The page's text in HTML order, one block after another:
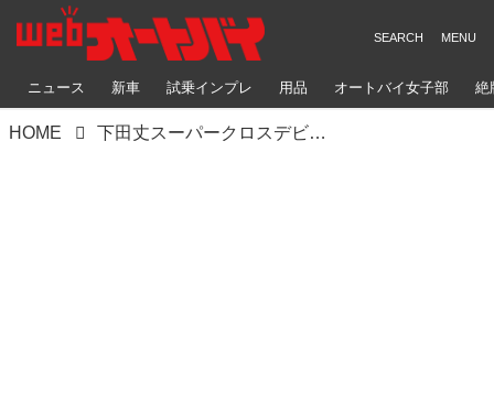
ニュース 新車 試乗インプレ 用品 オートバイ女子部 絶
HOME 下田丈スーパークロスデビュー前夜「今までの3倍くらい濃密なトレーニングを積んできた」